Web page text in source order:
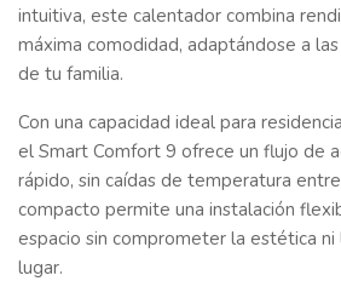
intuitiva, este calentador combina
máxima comodidad, adaptándose a
de tu familia.
Con una capacidad ideal para
el Smart Comfort 9 ofrece un flujo de
rápido, sin caídas de temperatura
compacto permite una instalación
espacio sin comprometer la estética
lugar.